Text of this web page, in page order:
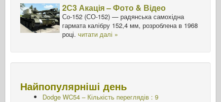
2С3 Акація – Фото & Відео
Со-152 (СО-152) — радянська самохідна
гармата калібру 152,4 мм, розроблена в 1968
році. читати далі »
Найпопулярніші день
Dodge WC54 – Кількість переглядів : 9